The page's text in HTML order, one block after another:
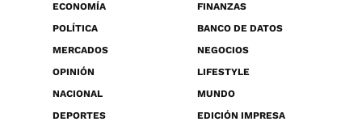
ECONOMÍA
FINANZAS
POLÍTICA
BANCO DE DATOS
MERCADOS
NEGOCIOS
OPINIÓN
LIFESTYLE
NACIONAL
MUNDO
DEPORTES
EDICIÓN IMPRESA